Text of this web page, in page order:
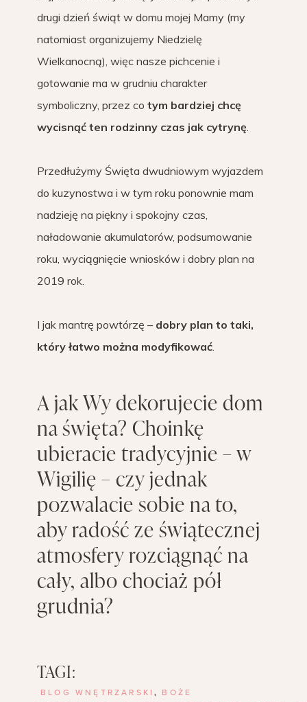
drugi dzień świąt w domu mojej Mamy (my
natomiast organizujemy Niedzielę
Wielkanocną), więc nasze pichcenie i
gotowanie ma w grudniu charakter
symboliczny, przez co tym bardziej chcę
wycisnąć ten rodzinny czas jak cytrynę.
Przedłużymy Święta dwudniowym wyjazdem
do kuzynostwa i w tym roku ponownie mam
nadzieję na piękny i spokojny czas,
naładowanie akumulatorów, podsumowanie
roku, wyciągnięcie wniosków i dobry plan na
2019 rok.
I jak mantrę powtórzę – dobry plan to taki,
który łatwo można modyfikować.
A jak Wy dekorujecie dom
na święta? Choinkę
ubieracie tradycyjnie – w
Wigilię – czy jednak
pozwalacie sobie na to,
aby radość ze świątecznej
atmosfery rozciągnąć na
cały, albo chociaż pół
grudnia?
TAGI:
BLOG WNĘTRZARSKI,
BOŻE